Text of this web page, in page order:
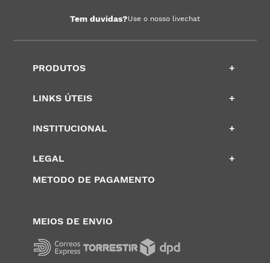
Tem duvidas?Use o nosso livechat
PRODUTOS +
LINKS ÚTEIS +
INSTITUCIONAL +
LEGAL
+
METODO DE PAGAMENTO
MEIOS DE ENVIO